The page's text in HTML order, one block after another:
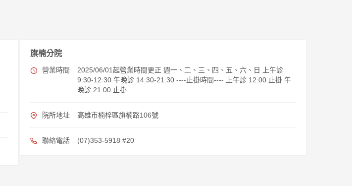
旗楠分院
營業時間
2025/06/01起營業時間更正 週一、二、三、四、五、六、日 上午診
9:30-12:30 午晚診 14:30-21:30 ----止掛時間---- 上午診 12:00 止掛 午
晚診 21:00 止掛
院所地址 高雄市楠梓區旗楠路106號
聯絡電話 (07)353-5918 #20